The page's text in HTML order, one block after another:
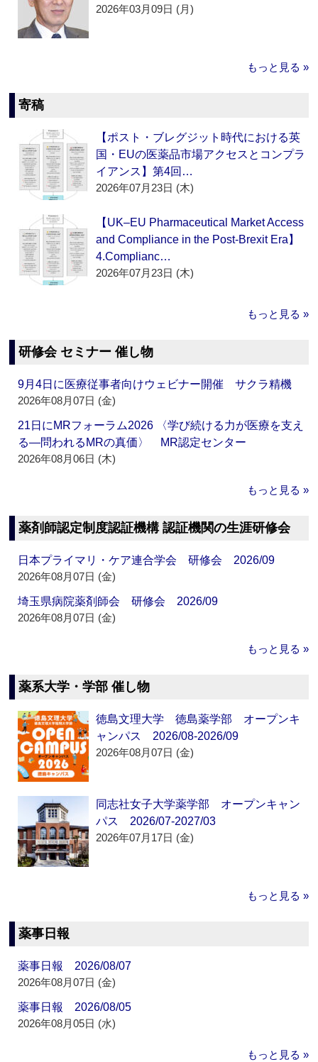
2026年03月09日 (月)
もっと見る »
寄稿
【ポスト・ブレグジット時代における英
国・EUの医薬品市場アクセスとコンプラ
イアンス】第4回…
2026年07月23日 (木)
【UK–EU Pharmaceutical Market Access
and Compliance in the Post-Brexit Era】
4.Complianc…
2026年07月23日 (木)
もっと見る »
研修会 セミナー 催し物
9月4日に医療従事者向けウェビナー開催 サクラ精機
2026年08月07日 (金)
21日にMRフォーラム2026 〈学び続ける力が医療を支え
る―問われるMRの真価〉 MR認定センター
2026年08月06日 (木)
もっと見る »
薬剤師認定制度認証機構 認証機関の生涯研修会
日本プライマリ・ケア連合学会 研修会 2026/09
2026年08月07日 (金)
埼玉県病院薬剤師会 研修会 2026/09
2026年08月07日 (金)
もっと見る »
薬系大学・学部 催し物
徳島文理大学 徳島薬学部 オープンキ
ャンパス 2026/08-2026/09
2026年08月07日 (金)
同志社女子大学薬学部 オープンキャン
パス 2026/07-2027/03
2026年07月17日 (金)
もっと見る »
薬事日報
薬事日報 2026/08/07
2026年08月07日 (金)
薬事日報 2026/08/05
2026年08月05日 (水)
もっと見る »